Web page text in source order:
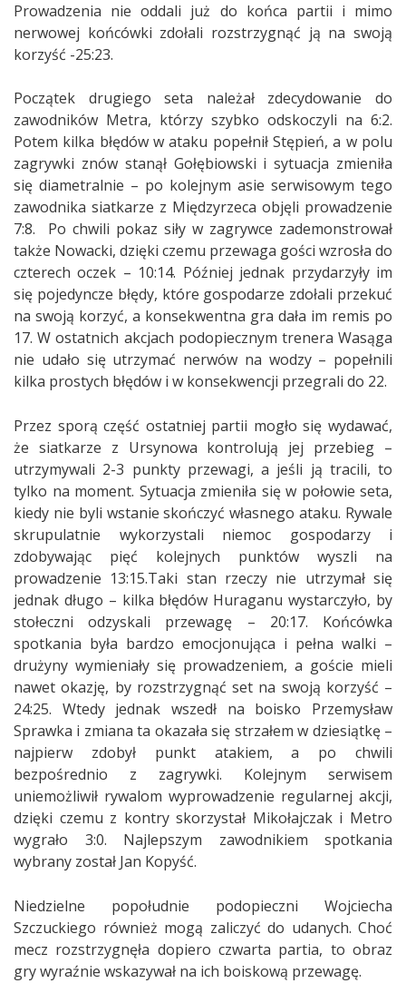
Prowadzenia nie oddali już do końca partii i mimo
nerwowej końcówki zdołali rozstrzygnąć ją na swoją
korzyść -25:23.
Początek drugiego seta należał zdecydowanie do
zawodników Metra, którzy szybko odskoczyli na 6:2.
Potem kilka błędów w ataku popełnił Stępień, a w polu
zagrywki znów stanął Gołębiowski i sytuacja zmieniła
się diametralnie – po kolejnym asie serwisowym tego
zawodnika siatkarze z Międzyrzeca objęli prowadzenie
7:8. Po chwili pokaz siły w zagrywce zademonstrował
także Nowacki, dzięki czemu przewaga gości wzrosła do
czterech oczek – 10:14. Później jednak przydarzyły im
się pojedyncze błędy, które gospodarze zdołali przekuć
na swoją korzyć, a konsekwentna gra dała im remis po
17. W ostatnich akcjach podopiecznym trenera Wasąga
nie udało się utrzymać nerwów na wodzy – popełnili
kilka prostych błędów i w konsekwencji przegrali do 22.
Przez sporą część ostatniej partii mogło się wydawać,
że siatkarze z Ursynowa kontrolują jej przebieg –
utrzymywali 2-3 punkty przewagi, a jeśli ją tracili, to
tylko na moment. Sytuacja zmieniła się w połowie seta,
kiedy nie byli wstanie skończyć własnego ataku. Rywale
skrupulatnie wykorzystali niemoc gospodarzy i
zdobywając pięć kolejnych punktów wyszli na
prowadzenie 13:15.Taki stan rzeczy nie utrzymał się
jednak długo – kilka błędów Huraganu wystarczyło, by
stołeczni odzyskali przewagę – 20:17. Końcówka
spotkania była bardzo emocjonująca i pełna walki –
drużyny wymieniały się prowadzeniem, a goście mieli
nawet okazję, by rozstrzygnąć set na swoją korzyść –
24:25. Wtedy jednak wszedł na boisko Przemysław
Sprawka i zmiana ta okazała się strzałem w dziesiątkę –
najpierw zdobył punkt atakiem, a po chwili
bezpośrednio z zagrywki. Kolejnym serwisem
uniemożliwił rywalom wyprowadzenie regularnej akcji,
dzięki czemu z kontry skorzystał Mikołajczak i Metro
wygrało 3:0. Najlepszym zawodnikiem spotkania
wybrany został Jan Kopyść.
Niedzielne popołudnie podopieczni Wojciecha
Szczuckiego również mogą zaliczyć do udanych. Choć
mecz rozstrzygnęła dopiero czwarta partia, to obraz
gry wyraźnie wskazywał na ich boiskową przewagę.